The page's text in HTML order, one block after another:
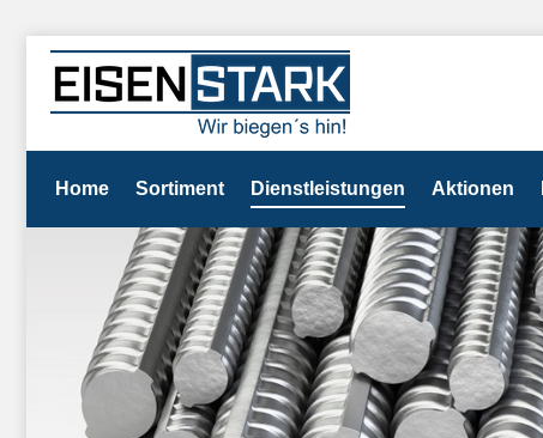
Home Sortiment Dienstleistungen Aktionen